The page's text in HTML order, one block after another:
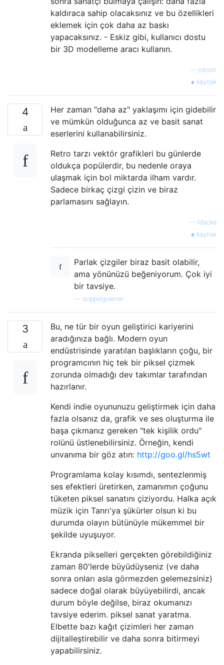
kaldıraca sahip olacaksınız ve bu özellikleri
eklemek için çok daha az baskı
yapacaksınız. - Eskiz gibi, kullanıcı dostu
bir 3D modelleme aracı kullanın.
jokoon
kaynak
4
Her zaman "daha az" yaklaşımı için gidebilir
ve mümkün olduğunca az ve basit sanat
eserlerini kullanabilirsiniz.
Retro tarzı vektör grafikleri bu günlerde
oldukça popülerdir, bu nedenle oraya
ulaşmak için bol miktarda ilham vardır.
Sadece birkaç çizgi çizin ve biraz
parlamasını sağlayın.
— Macke
kaynak
Parlak çizgiler biraz basit olabilir,
ama yönünüzü beğeniyorum. Çok iyi
bir tavsiye.
doppelgreener
3
Bu, ne tür bir oyun geliştirici kariyerini
aradığınıza bağlı. Modern oyun
endüstrisinde yaratılan başlıkların çoğu, bir
programcının hiç tek bir piksel çizmek
zorunda olmadığı dev takımlar tarafından
hazırlanır.
Kendi indie oyununuzu geliştirmek için daha
fazla olsanız da, grafik ve ses oluşturma ile
başa çıkmanız gereken "tek kişilik ordu"
rolünü üstlenebilirsiniz. Örneğin, kendi
unvanıma bir göz atın: http://goo.gl/hs5wt
Programlama kolay kısımdı, sentezlenmiş
ses efektleri üretirken, zamanımın çoğunu
tüketen piksel sanatını çiziyordu. Halka açık
müzik için Tanrı'ya şükürler olsun ki bu
durumda olayın bütünüyle mükemmel bir
şekilde uyuşuyor.
Ekranda pikselleri gerçekten görebildiğiniz
zaman 80'lerde büyüdüyseniz (ve daha
sonra onları asla görmezden gelemezsiniz)
sadece doğal olarak büyüyebilirdi, ancak
durum böyle değilse, biraz okumanızı
tavsiye ederim. piksel sanat yaratma.
Elbette bazı kağıt çizimleri her zaman
dijitalleştirebilir ve daha sonra bitirmeyi
yapabilirsiniz.